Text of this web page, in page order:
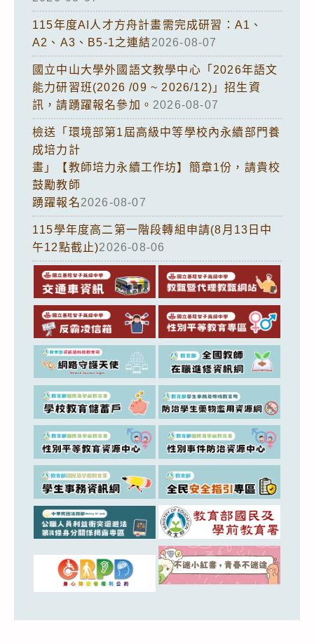
115年度AI人才方舟計畫需完成研習：A1、
A2、A3、B5-1之連結2026-08-07
國立中山大學外國語文教學中心「2026年語文
能力研習班(2026 /09 ~ 2026/12)」招生資
訊，請踴躍報名參加。 2026-08-07
檢送「環境部第1屆高級中等學校內永續部門養
成培力計
畫」【教師培力永續工作坊】簡章1份，請貴校
鼓勵教師
踴躍報名2026-08-07
115學年度高二第一階段轉組申請(8月13日中
午12點截止)2026-08-06